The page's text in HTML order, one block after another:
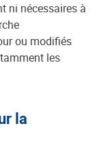
ni nécessaires à
ou modifiés
les
la